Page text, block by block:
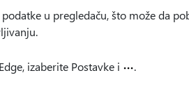
u pregledaču, što može da
izaberite Postavke i .